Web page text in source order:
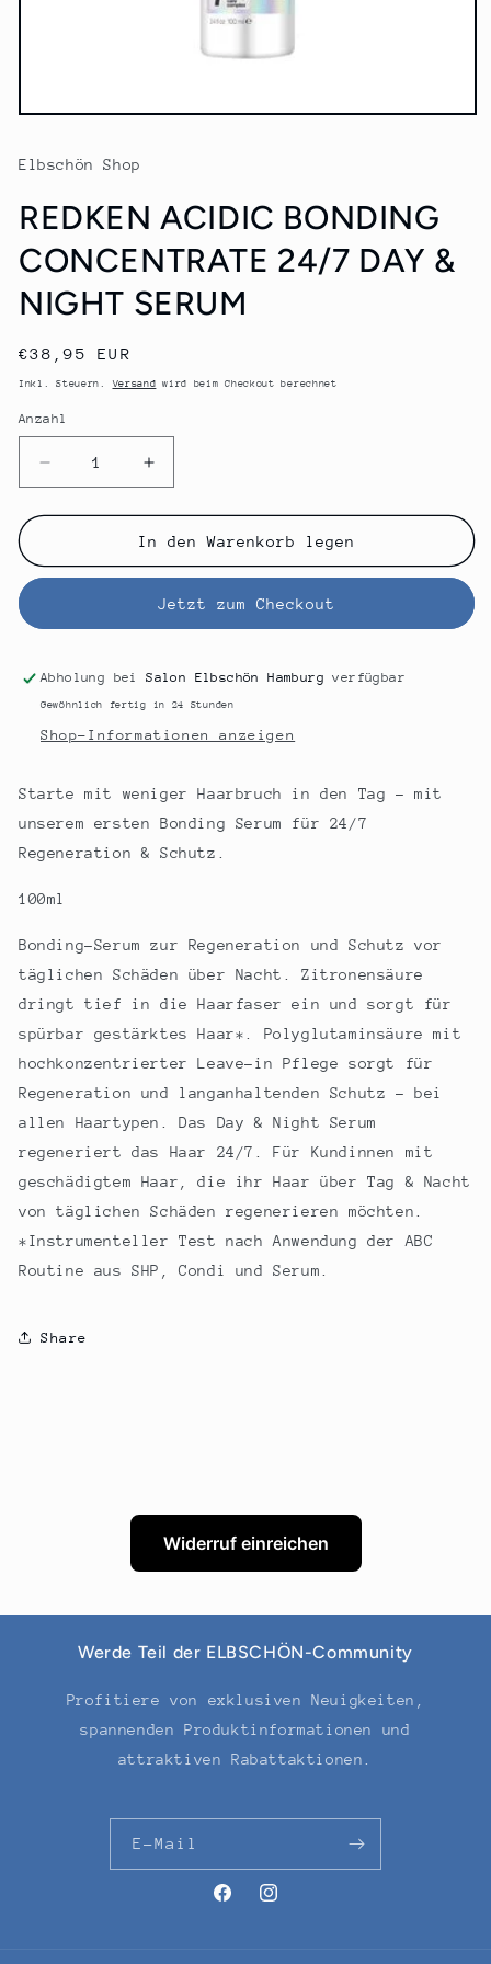
Medien
Modal
Elbschön Shop
REDKEN ACIDIC BONDING
CONCENTRATE 24/7 DAY &
NIGHT SERUM
Normaler
Preis
€38,95 EUR
Inkl. Steuern.Versand wird beim Checkout berechnet
Anzahl
Anzahl
Verringere
die
Menge
REDKEN
CONCENTRATE
DAY
&amp;
NIGHT
SERUM
Erhöhe
die
Menge
für
REDKEN
BONDING
CONCENTRATE
DAY
&amp;
NIGHT
SERUM
In den Warenkorb legen
Jetzt zum Checkout
Abholung beiSalon Elbschön Hamburg verfügbar
Gewöhnlich fertig in 24 Stunden
Shop-Informationen anzeigen
Starte mit weniger Haarbruch in den Tag - mit
unserem ersten Bonding Serum für 24/7
Regeneration & Schutz.
100ml
Bonding-Serum zur Regeneration und Schutz vor
täglichen Schäden über Nacht. Zitronensäure
dringt tief in die Haarfaser ein und sorgt für
spürbar gestärktes Haar*. Polyglutaminsäure mit
hochkonzentrierter Leave-in Pflege sorgt für
Regeneration und langanhaltenden Schutz - bei
allen Haartypen. Das Day & Night Serum
regeneriert das Haar 24/7. Für Kundinnen mit
geschädigtem Haar, die ihr Haar über Tag & Nacht
von täglichen Schäden regenerieren möchten.
*Instrumenteller Test nach Anwendung der ABC
Routine aus SHP, Condi und Serum.
Share
Widerruf einreichen
Werde Teil der ELBSCHÖN-Community
Profitiere von exklusiven Neuigkeiten,
spannenden Produktinformationen und
attraktiven Rabattaktionen.
E-Mail
FacebookInstagram